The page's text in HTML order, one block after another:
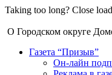
Taking too long? Close
О Городском округе
Газета “Призыв”
Он-лайн